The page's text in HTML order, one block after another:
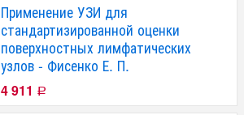
Применение УЗИ для
стандартизированной оценки
поверхностных лимфатических
узлов - Фисенко Е. П.
4 911 Р